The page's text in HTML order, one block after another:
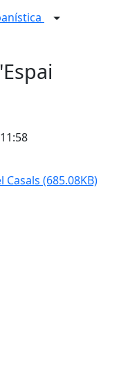
Casals (685.08KB)